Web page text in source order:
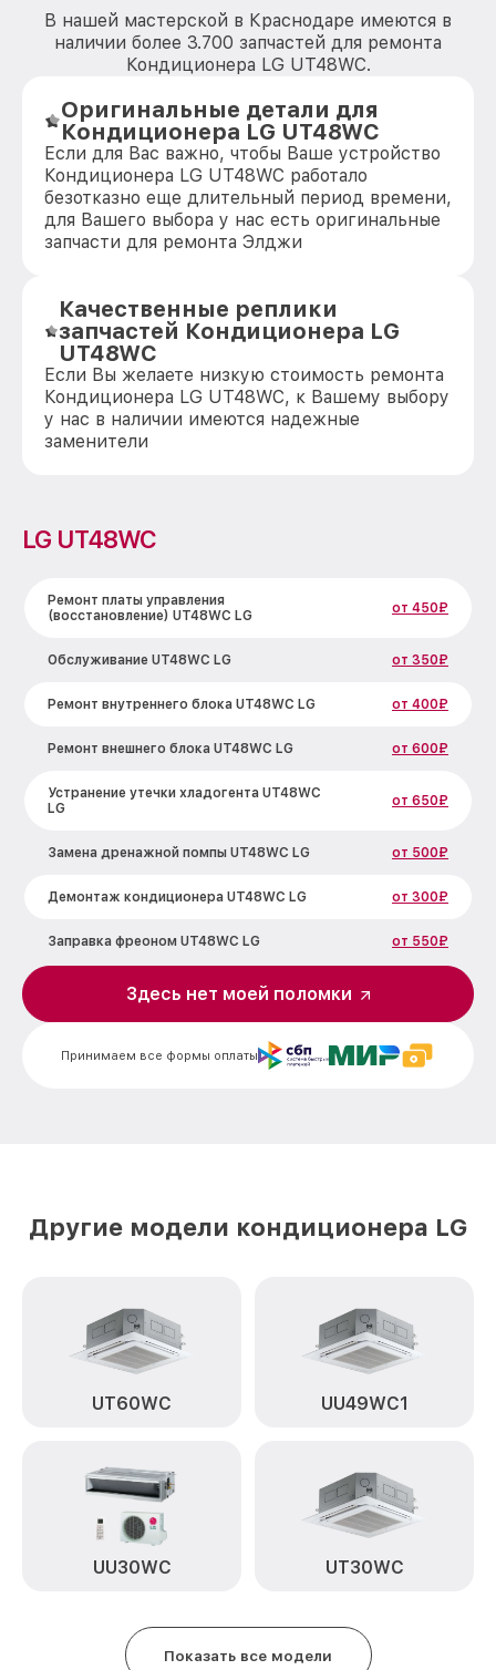
В нашей мастерской в Краснодаре имеются в
наличии более 3.700 запчастей для ремонта
Кондиционера LG UT48WC.
Оригинальные детали для
Кондиционера LG UT48WC
Если для Вас важно, чтобы Ваше устройство
Кондиционера LG UT48WC работало
безотказно еще длительный период времени,
для Вашего выбора у нас есть оригинальные
запчасти для ремонта Элджи
Качественные реплики
запчастей Кондиционера LG
UT48WC
Если Вы желаете низкую стоимость ремонта
Кондиционера LG UT48WC, к Вашему выбору
у нас в наличии имеются надежные
заменители
LG UT48WC
Ремонт платы управления
(восстановление) UT48WC LG
от 450₽
Обслуживание UT48WC LG от 350₽
Ремонт внутреннего блока UT48WC LG от 400₽
Ремонт внешнего блока UT48WC LG от 600₽
Устранение утечки хладогента UT48WC
LG
от 650₽
Замена дренажной помпы UT48WC LG от 500₽
Демонтаж кондиционера UT48WC LG от 300₽
Заправка фреоном UT48WC LG от 550₽
Принимаем все формы оплаты
Здесь нет моей поломки
Другие модели кондиционера LG
UT60WC UU49WC1
UU30WC UT30WC
Показать все модели